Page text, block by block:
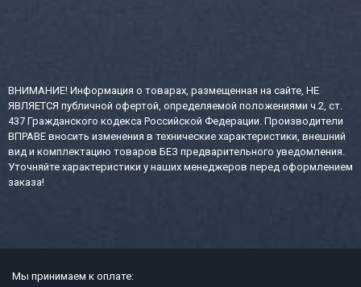
ВНИМАНИЕ! Информация о товарах, размещенная на сайте, НЕ
ЯВЛЯЕТСЯ публичной офертой, определяемой положениями ч.2, ст.
437 Гражданского кодекса Российской Федерации. Производители
ВПРАВЕ вносить изменения в технические характеристики, внешний
вид и комплектацию товаров БЕЗ предварительного уведомления.
Уточняйте характеристики у наших менеджеров перед оформлением
заказа!
Мы принимаем к оплате: